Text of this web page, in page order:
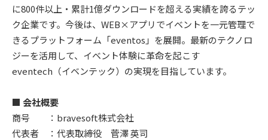
に800件以上・累計1億ダウンロードを超える実績を誇るテッ
ク企業です。今後は、WEB×アプリでイベントを一元管理で
きるプラットフォーム「eventos」を展開。最新のテクノロ
ジーを活用して、イベント体験に革命を起こす
eventech（イベンテック）の実現を目指しています。
■ 会社概要
商号 ：bravesoft株式会社
代表者 ：代表取締役 菅澤 英司